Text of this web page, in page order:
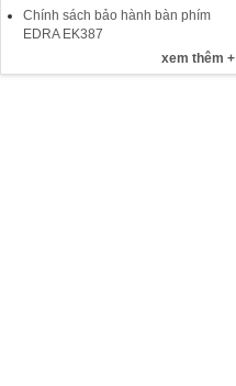
Chính sách bảo hành bàn phím
EDRA EK387
xem thêm +